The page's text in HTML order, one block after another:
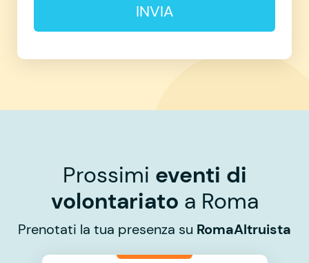
INVIA
Prossimi eventi di
volontariato a Roma
Prenotati la tua presenza su RomaAltruista